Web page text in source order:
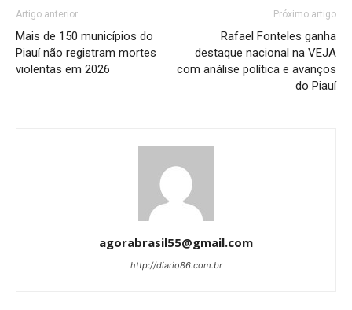
Artigo anterior
Mais de 150 municípios do
Piauí não registram mortes
violentas em 2026
Próximo artigo
Rafael Fonteles ganha
destaque nacional na VEJA
com análise política e avanços
do Piauí
agorabrasil55@gmail.com
http://diario86.com.br